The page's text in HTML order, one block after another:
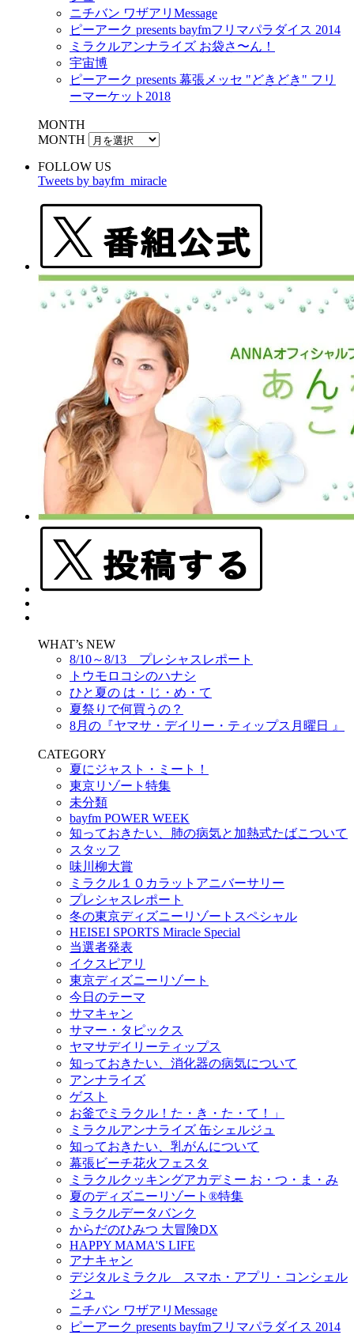
ニチバン ワザアリMessage
ピーアーク presents bayfmフリマパラダイス 2014
ミラクルアンナライズ お袋さ〜ん！
宇宙博
ピーアーク presents 幕張メッセ "どきどき" フリ
ーマーケット2018
MONTH
MONTH
FOLLOW US
Tweets by bayfm_miracle
WHAT’s NEW
8/10～8/13 プレシャスレポート
トウモロコシのハナシ
ひと夏の は・じ・め・て
夏祭りで何買うの？
8月の『ヤマサ・デイリー・ティップス月曜日 』
CATEGORY
夏にジャスト・ミート！
東京リゾート特集
未分類
bayfm POWER WEEK
知っておきたい、肺の病気と加熱式たばこついて
スタッフ
味川柳大賞
ミラクル１０カラットアニバーサリー
プレシャスレポート
冬の東京ディズニーリゾートスペシャル
HEISEI SPORTS Miracle Special
当選者発表
イクスピアリ
東京ディズニーリゾート
今日のテーマ
サマキャン
サマー・タピックス
ヤマサデイリーティップス
知っておきたい、消化器の病気について
アンナライズ
ゲスト
お釜でミラクル！た・き・た・て！」
ミラクルアンナライズ 缶シェルジュ
知っておきたい、乳がんについて
幕張ビーチ花火フェスタ
ミラクルクッキングアカデミー お・つ・ま・み
夏のディズニーリゾート®特集
ミラクルデータバンク
からだのひみつ 大冒険DX
HAPPY MAMA'S LIFE
アナキャン
デジタルミラクル スマホ・アプリ・コンシェル
ジュ
ニチバン ワザアリMessage
ピーアーク presents bayfmフリマパラダイス 2014